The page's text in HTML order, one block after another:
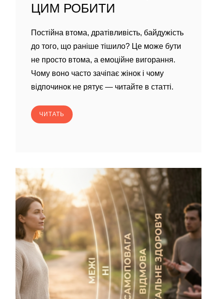
ЦИМ РОБИТИ
Постійна втома, дратівливість, байдужість
до того, що раніше тішило? Це може бути
не просто втома, а емоційне вигорання.
Чому воно часто зачіпає жінок і чому
відпочинок не рятує — читайте в статті.
ЧИТАТЬ